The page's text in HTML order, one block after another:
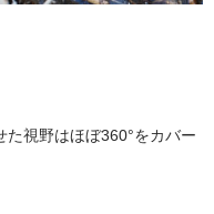
た視野はほぼ360°をカバー